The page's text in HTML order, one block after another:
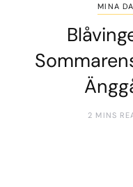
MINA
2 MINS